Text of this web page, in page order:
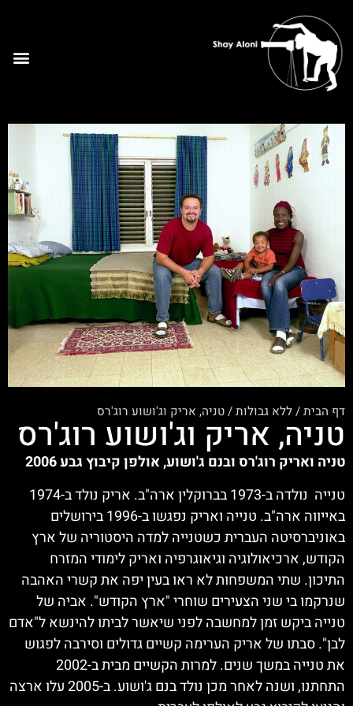
דף הבית/ללא גבולות/טניה, אריק וג'ושוע רוג'רס
טניה, אריק וג'ושוע רוג'רס
טניה ואריק רוג'רס ובנם ג'ושוע, אולפן קיבוץ גבע 2006
טנייה נולדה ב-1973 בברוקלין ארה"ב. אריק נולד ב-1974
באייווה ארה"ב. טנייה ואריק נפגשו ב-1996 בירושלים
באוניברסיטה העברית כשטנייה למדה היסטוריה של ארץ
הקודש, ארכיאולוגיה וגיאוגרפיה ואריק לימודי המזרח
התיכון. שתי המשפחות לא ראו בעין יפה את קשרי האהבה
שנרקמו בי שני הצעירים שוחרי "ארץ הקודש". אביה של
טנייה ביקש זמן למחשבה לפני שיאשר לביתו להינשא ל"אדם
לבן". סבתו של אריק הערימה קשיים גדולים וסירבה לפגוש
את טנייה במשך שנים. למרות הקשיים מבית ב-2002
התחתנו, ושנה לאחר מכן נולד בנם ג'ושוע. ב-2005 עלו ארצה